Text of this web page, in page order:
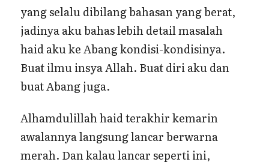
yang selalu dibilang bahasan yang berat,
jadinya aku bahas lebih detail masalah
haid aku ke Abang kondisi-kondisinya.
Buat ilmu insya Allah. Buat diri aku dan
buat Abang juga.
Alhamdulillah haid terakhir kemarin
awalannya langsung lancar berwarna
merah. Dan kalau lancar seperti ini,